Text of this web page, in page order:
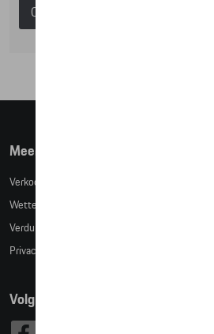
Catalogus Porsche
Meer info
Verkoopsvoorwaarden
Wettelijke bepalingen
Verduidelijking kledingmaten
Privacybeleid
Volg Ons